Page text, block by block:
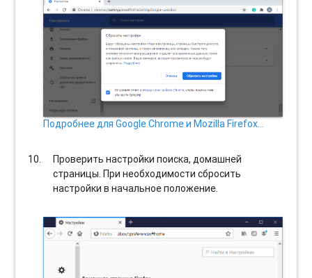
Подробнее для Google Chrome и Mozilla Firefox…
Проверить настройки поиска, домашней
страницы. При необходимости сбросить
настройки в начальное положение.